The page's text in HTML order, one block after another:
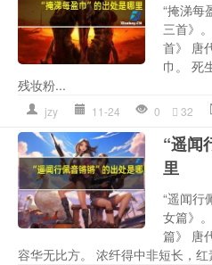
“掩涕每
三首》
首》 唐
巾。 死
残妆粉...
jzy 11-24 0 32
“遥闻
里
“遥闻行
女篇》
篇》 唐
容华无比方。 浓纤得中非短长，